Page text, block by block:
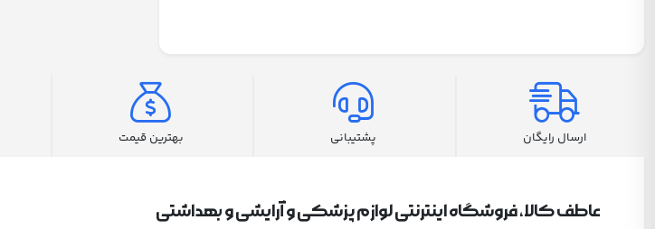
ارسال رایگان پشتیبانی بهترین قیمت
عاطف کالا، فروشگاه اینترنتی لوازم پزشکی و آرایشی و بهداشتی